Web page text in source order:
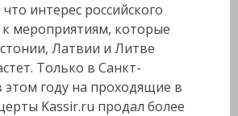
интерес российского
к мероприятиям, которые
Латвии и Литве
Только в Санкт-
этом году на проходящие в
Kassir.ru продал более